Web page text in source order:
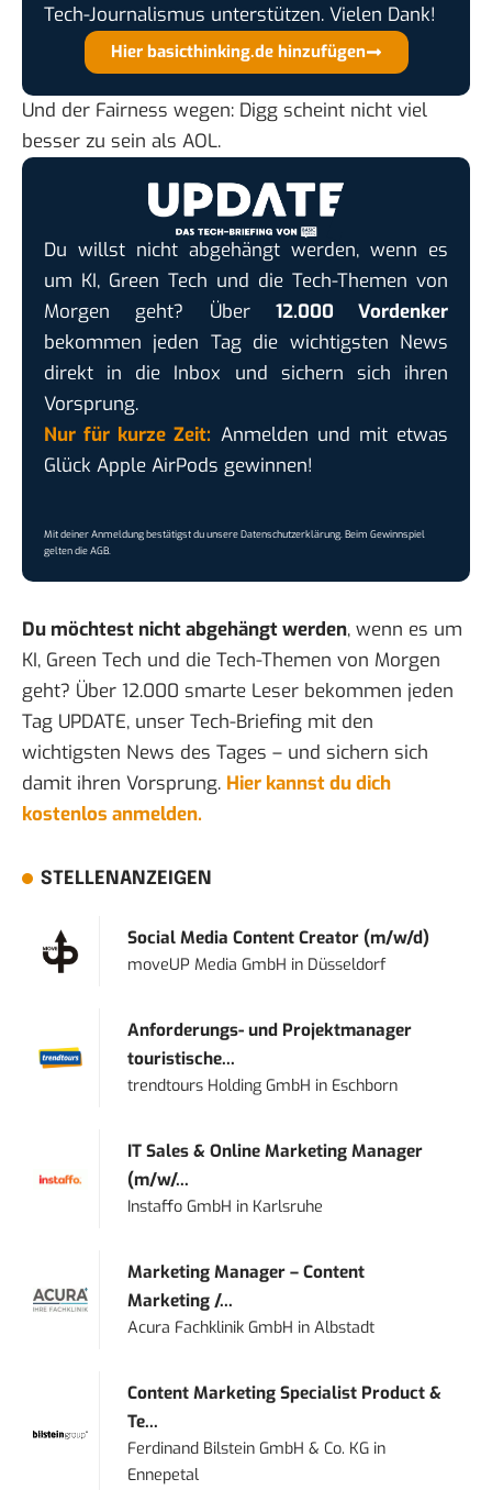
Tech-Journalismus unterstützen. Vielen Dank!
Hier basicthinking.de hinzufügen
Und der Fairness wegen: Digg scheint nicht viel
besser zu sein als AOL.
Du willst nicht abgehängt werden, wenn es
um KI, Green Tech und die Tech-Themen von
Morgen geht? Über 12.000 Vordenker
bekommen jeden Tag die wichtigsten News
direkt in die Inbox und sichern sich ihren
Vorsprung.
Nur für kurze Zeit: Anmelden und mit etwas
Glück Apple AirPods gewinnen!
Mit deiner Anmeldung bestätigst du unsereDatenschutzerklärung. Beim Gewinnspiel
gelten dieAGB.
Du möchtest nicht abgehängt werden, wenn es um
KI, Green Tech und die Tech-Themen von Morgen
geht? Über 12.000 smarte Leser bekommen jeden
Tag UPDATE, unser Tech-Briefing mit den
wichtigsten News des Tages – und sichern sich
damit ihren Vorsprung. Hier kannst du dich
kostenlos anmelden.
STELLENANZEIGEN
Social Media Content Creator (m/w/d)
moveUP Media GmbH in Düsseldorf
Anforderungs- und Projektmanager
touristische...
trendtours Holding GmbH in Eschborn
IT Sales & Online Marketing Manager
(m/w/...
Instaffo GmbH in Karlsruhe
Marketing Manager – Content
Marketing /...
Acura Fachklinik GmbH inAlbstadt
Content Marketing Specialist Product &
Te...
Ferdinand Bilstein GmbH & Co. KG in
Ennepetal